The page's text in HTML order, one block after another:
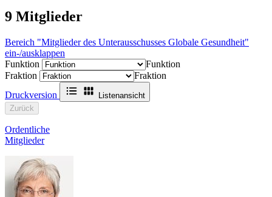
9 Mitglieder
Bereich "Mitglieder des Unterausschusses Globale Gesundheit"
ein-/ausklappen
Funktion
Funktion
Fraktion
Fraktion
Druckversion
Listenansicht
Zurück
Ordentliche
Mitglieder